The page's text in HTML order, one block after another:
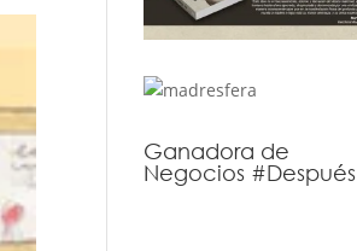
Ganadora de
Negocios #Después